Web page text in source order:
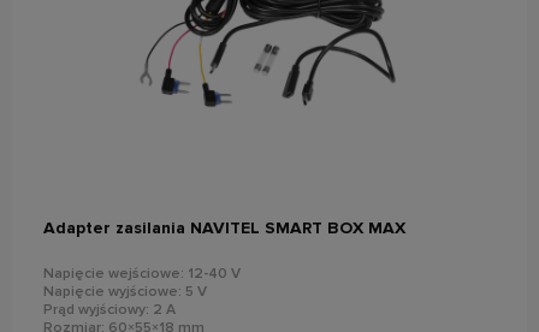
Adapter zasilania NAVITEL SMART BOX MAX
Napięcie wejściowe: 12-40 V
Napięcie wyjściowe: 5 V
Prąd wyjściowy: 2 A
Rozmiar: 60×55×18 mm